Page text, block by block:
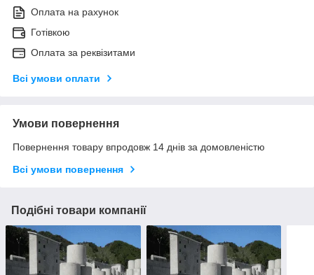
Оплата на рахунок
Готівкою
Оплата за реквізитами
Всі умови оплати
Умови повернення
Повернення товару впродовж 14 днів за домовленістю
Всі умови повернення
Подібні товари компанії